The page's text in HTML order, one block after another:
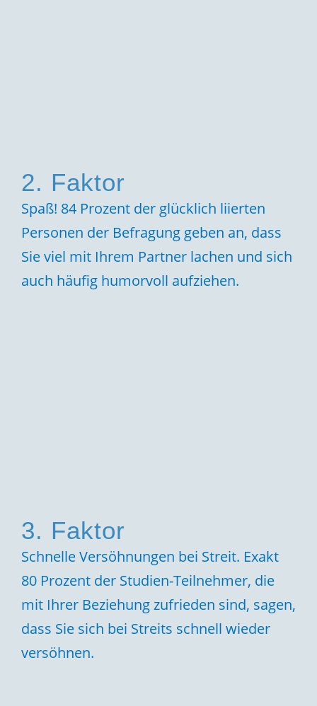
2. Faktor
Spaß! 84 Prozent der glücklich liierten
Personen der Befragung geben an, dass
Sie viel mit Ihrem Partner lachen und sich
auch häufig humorvoll aufziehen.
3. Faktor
Schnelle Versöhnungen bei Streit. Exakt
80 Prozent der Studien-Teilnehmer, die
mit Ihrer Beziehung zufrieden sind, sagen,
dass Sie sich bei Streits schnell wieder
versöhnen.